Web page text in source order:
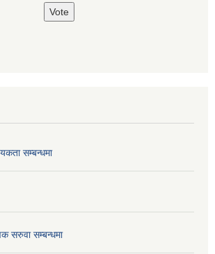
सम्बन्धमा
सरुवा सम्बन्धमा